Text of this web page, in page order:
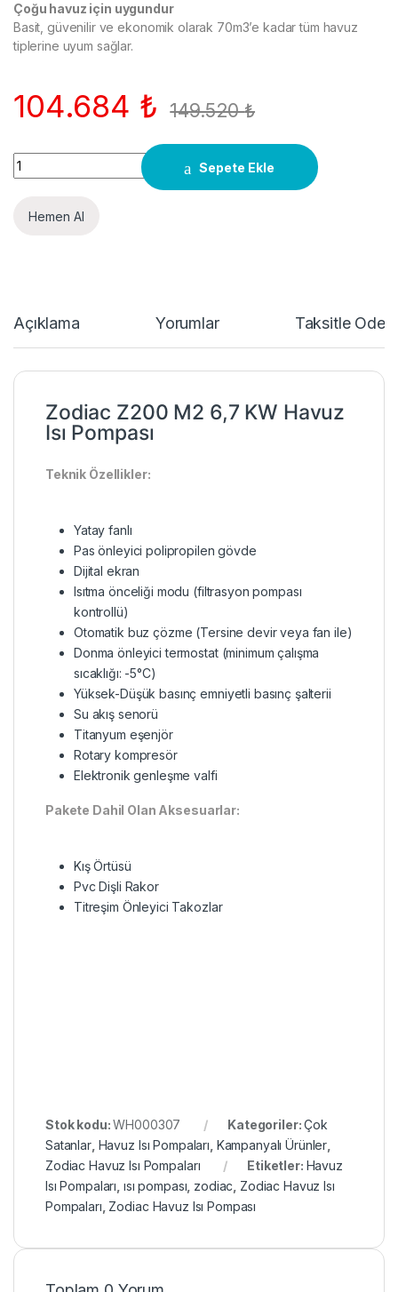
Çoğu havuz için uygundur
Basit, güvenilir ve ekonomik olarak 70m3’e kadar tüm havuz
tiplerine uyum sağlar.
104.684 ₺ 149.520₺
Quantity
Sepete Ekle
Hemen Al
Açıklama Yorumlar Taksitle
Zodiac Z200 M2 6,7 KW Havuz
Isı Pompası
Teknik Özellikler:
Yatay fanlı
Pas önleyici polipropilen gövde
Dijital ekran
Isıtma önceliği modu (filtrasyon pompası
kontrollü)
Otomatik buz çözme (Tersine devir veya fan ile)
Donma önleyici termostat (minimum çalışma
sıcaklığı: -5°C)
Yüksek-Düşük basınç emniyetli basınç şalterii
Su akış senorü
Titanyum eşenjör
Rotary kompresör
Elektronik genleşme valfi
Pakete Dahil Olan Aksesuarlar:
Kış Örtüsü
Pvc Dişli Rakor
Titreşim Önleyici Takozlar
Stok kodu:WH000307 Kategoriler:Çok
Satanlar, Havuz Isı Pompaları Kampanyalı Ürünler
Zodiac Havuz Isı Pompaları
Etiketler: Havuz
Isı Pompaları ısı pompası zodiac Zodiac Havuz Isı
Pompaları Zodiac Havuz Isı Pompası